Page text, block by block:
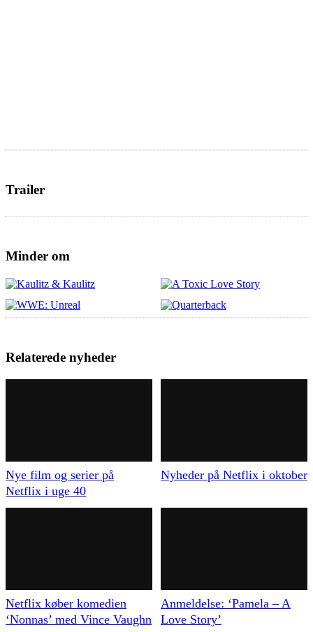
Trailer
Minder om
Relaterede nyheder
Nye film og serier på
Netflix i uge 40
Nyheder på Netflix i oktober
Netflix køber komedien
‘Nonnas’ med Vince Vaughn
Anmeldelse: ‘Pamela – A
Love Story’